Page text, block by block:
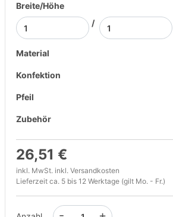
Breite/Höhe
/
Material
Konfektion
Pfeil
Zubehör
26,51 €
inkl. MwSt. inkl. Versandkosten
Lieferzeit ca. 5 bis 12 Werktage (gilt Mo. - Fr.)